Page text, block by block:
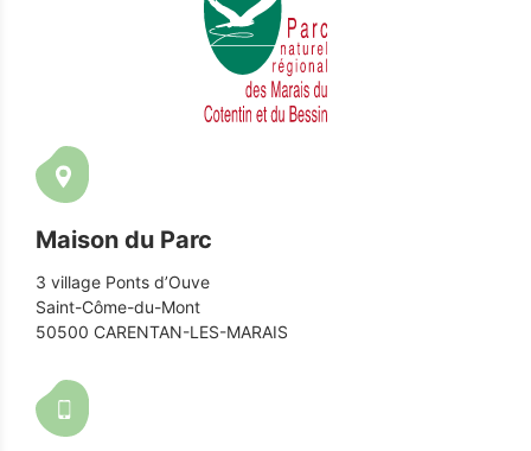
Maison du Parc
3 village Ponts d’Ouve
Saint-Côme-du-Mont
50500 CARENTAN-LES-MARAIS